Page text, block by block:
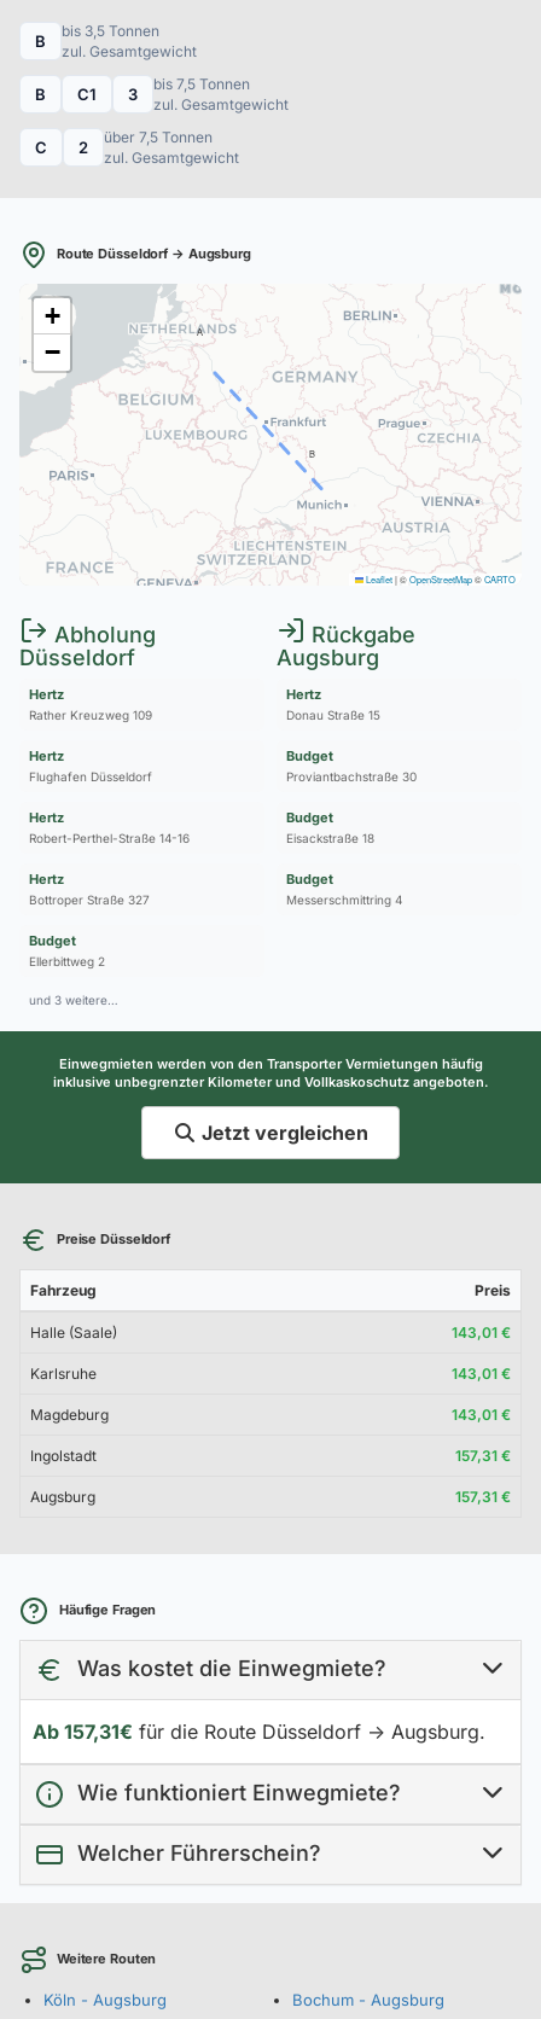
B
bis 3,5 Tonnen
zul. Gesamtgewicht
B C1 3
bis 7,5 Tonnen
zul. Gesamtgewicht
C 2
über 7,5 Tonnen
zul. Gesamtgewicht
Route Düsseldorf → Augsburg
A
B
+
−
Leaflet|©OpenStreetMap©CARTO
Abholung
Düsseldorf
Hertz
Rather Kreuzweg 109
Hertz
Flughafen Düsseldorf
Hertz
Robert-Perthel-Straße 14-16
Hertz
Bottroper Straße 327
Budget
Ellerbittweg 2
und 3 weitere…
Rückgabe
Augsburg
Hertz
Donau Straße 15
Budget
Proviantbachstraße 30
Budget
Eisackstraße 18
Budget
Messerschmittring 4
Einwegmieten werden von den Transporter Vermietungen häufig
inklusive unbegrenzter Kilometer und Vollkaskoschutz angeboten.
Jetzt vergleichen
Preise Düsseldorf
Fahrzeug Preis
Halle (Saale) 143,01 €
Karlsruhe 143,01 €
Magdeburg 143,01 €
Ingolstadt 157,31 €
Augsburg 157,31 €
Häufige Fragen
Was kostet die Einwegmiete?
Ab 157,31€ für die Route Düsseldorf → Augsburg.
Wie funktioniert Einwegmiete?
Welcher Führerschein?
Weitere Routen
Köln - Augsburg
Bochum - Augsburg